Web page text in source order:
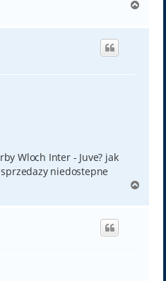
g
Wloch Inter - Juve? jak
niedostepne
g